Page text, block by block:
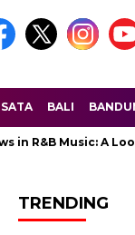
BALI
R&B Music: A Look
TRENDING